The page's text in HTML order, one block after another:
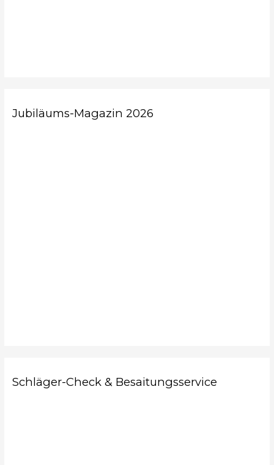
Jubiläums-Magazin 2026
Schläger-Check & Besaitungsservice